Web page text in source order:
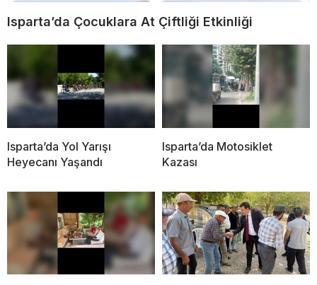
Isparta’da Çocuklara At Çiftliği Etkinliği
Isparta’da Yol Yarışı
Heyecanı Yaşandı
Isparta’da Motosiklet
Kazası